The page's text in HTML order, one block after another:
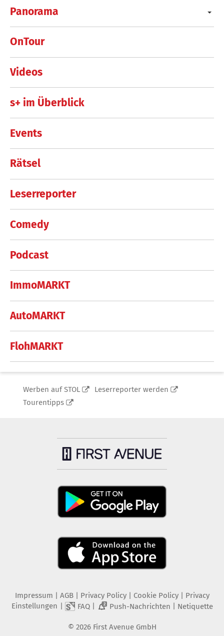
Panorama
OnTour
Videos
s+ im Überblick
Events
Rätsel
Leserreporter
Comedy
Podcast
ImmoMARKT
AutoMARKT
FlohMARKT
Werben auf STOL
Leserreporter werden
Tourentipps
Impressum | AGB | Privacy Policy| Cookie Policy| Privacy
Einstellungen | FAQ| 2 Push-Nachrichten | Netiquette
© 2026 First Avenue GmbH